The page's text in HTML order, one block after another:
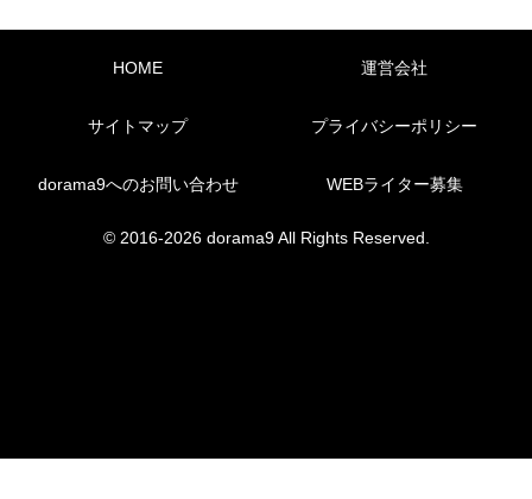
HOME 運営会社
サイトマップ プライバシーポリシー
dorama9へのお問い合わせ WEBライター募集
© 2016-2026 dorama9 All Rights Reserved.